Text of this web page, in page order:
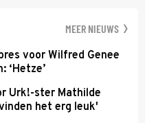
MEER NIEUWS
voor Wilfred Genee
‘Hetze’
Urk!-ster Mathilde
het erg leuk'